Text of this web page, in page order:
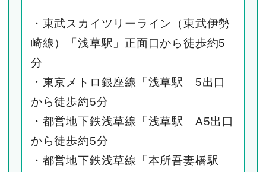
・東武スカイツリーライン（東武伊勢
崎線）「浅草駅」正面口から徒歩約5
分
・東京メトロ銀座線「浅草駅」5出口
から徒歩約5分
・都営地下鉄浅草線「浅草駅」A5出口
から徒歩約5分
・都営地下鉄浅草線「本所吾妻橋駅」